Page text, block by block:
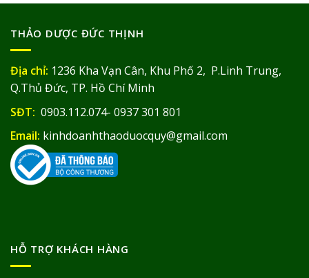
THẢO DƯỢC ĐỨC THỊNH
Địa chỉ: 1236 Kha Vạn Cân, Khu Phố 2, P.Linh Trung,
Q.Thủ Đức, TP. Hồ Chí Minh
SĐT: 0903.112.074- 0937 301 801
Email: kinhdoanhthaoduocquy@gmail.com
HỖ TRỢ KHÁCH HÀNG